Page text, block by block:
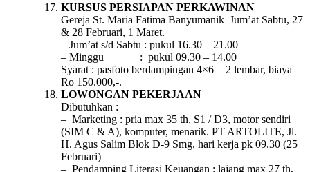
KURSUS PERSIAPAN PERKAWINAN
Gereja St. Maria Fatima Banyumanik Jum’at Sabtu, 27
& 28 Februari, 1 Maret.
– Jum’at s/d Sabtu : pukul 16.30 – 21.00
– Minggu : pukul 09.30 – 14.00
Syarat : pasfoto berdampingan 4×6 = 2 lembar, biaya
Ro 150.000,-.
LOWONGAN PEKERJAAN
Dibutuhkan :
– Marketing : pria max 35 th, S1 / D3, motor sendiri
(SIM C & A), komputer, menarik. PT ARTOLITE, Jl.
H. Agus Salim Blok D-9 Smg, hari kerja pk 09.30 (25
Februari)
– Pendamping Literasi Keuangan : lajang max 27 th,